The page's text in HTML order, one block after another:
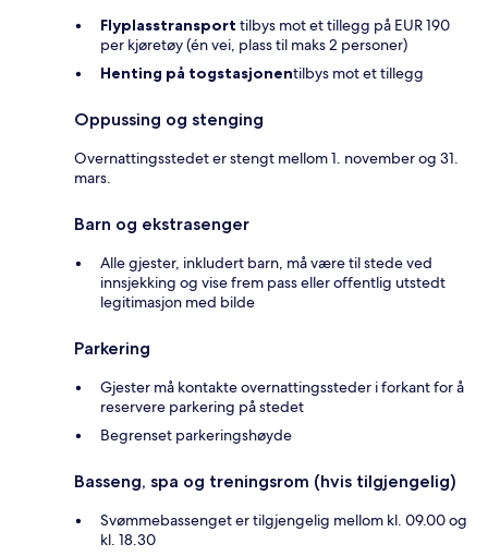
Flyplasstransport tilbys mot et tillegg på EUR 190
per kjøretøy (én vei, plass til maks 2 personer)
Henting på togstasjonentilbys mot et tillegg
Oppussing og stenging
Overnattingsstedet er stengt mellom 1. november og 31.
mars.
Barn og ekstrasenger
Alle gjester, inkludert barn, må være til stede ved
innsjekking og vise frem pass eller offentlig utstedt
legitimasjon med bilde
Parkering
Gjester må kontakte overnattingssteder i forkant for å
reservere parkering på stedet
Begrenset parkeringshøyde
Basseng, spa og treningsrom (hvis tilgjengelig)
Svømmebassenget er tilgjengelig mellom kl. 09.00 og
kl. 18.30